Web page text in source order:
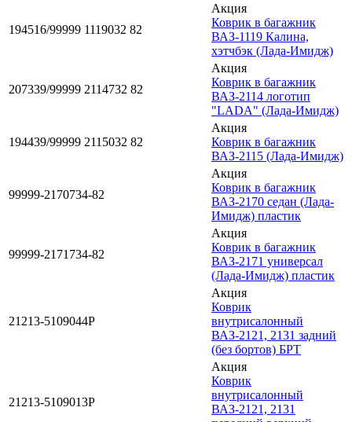
194516/99999 1119032 82
Акция
Коврик в багажник
ВАЗ-1119 Калина,
хэтчбэк (Лада-Имидж)
207339/99999 2114732 82
Акция
Коврик в багажник
ВАЗ-2114 логотип
"LADA" (Лада-Имидж)
194439/99999 2115032 82
Акция
Коврик в багажник
ВАЗ-2115 (Лада-Имидж)
99999-2170734-82
Акция
Коврик в багажник
ВАЗ-2170 седан (Лада-
Имидж) пластик
99999-2171734-82
Акция
Коврик в багажник
ВАЗ-2171 универсал
(Лада-Имидж) пластик
21213-5109044Р
Акция
Коврик
внутрисалонный
ВАЗ-2121, 2131 задний
(без бортов) БРТ
21213-5109013Р
Акция
Коврик
внутрисалонный
ВАЗ-2121, 2131